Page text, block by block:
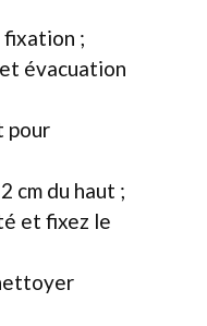
fixation ;
évacuation
pour
cm du haut ;
et fixez le